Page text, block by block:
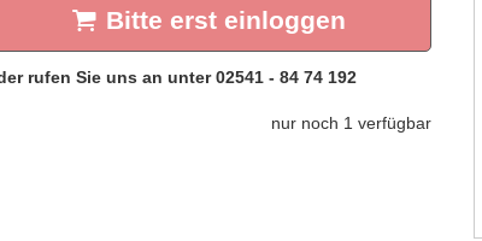
Bitte erst einloggen
nur noch 1 verfügbar